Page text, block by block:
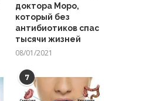
доктора Моро,
который без
антибиотиков спас
тысячи жизней
08/01/2021
7